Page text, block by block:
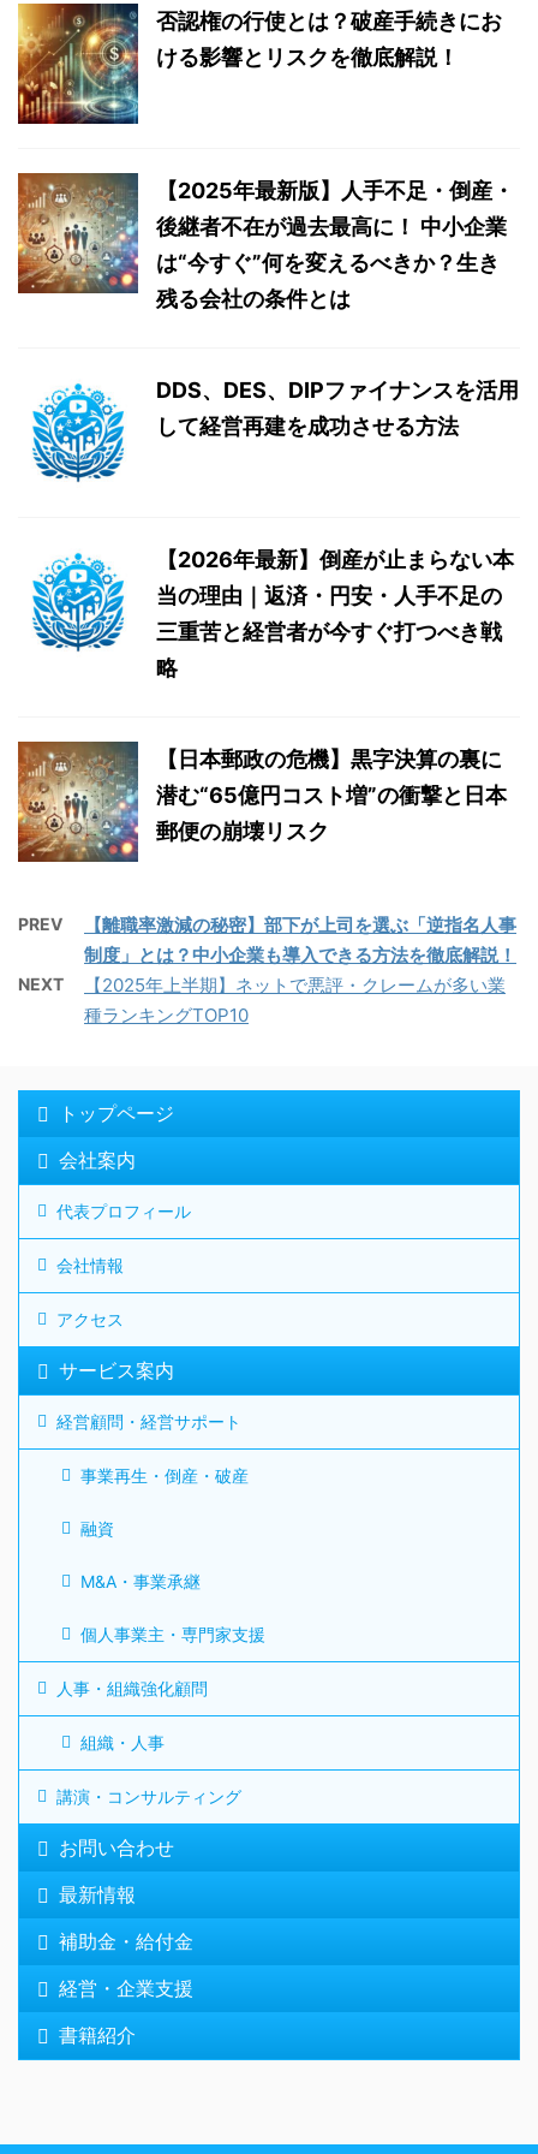
否認権の行使とは？破産手続きにお
ける影響とリスクを徹底解説！
【2025年最新版】人手不足・倒産・
後継者不在が過去最高に！ 中小企業
は“今すぐ”何を変えるべきか？生き
残る会社の条件とは
DDS、DES、DIPファイナンスを活用
して経営再建を成功させる方法
【2026年最新】倒産が止まらない本
当の理由｜返済・円安・人手不足の
三重苦と経営者が今すぐ打つべき戦
略
【日本郵政の危機】黒字決算の裏に
潜む“65億円コスト増”の衝撃と日本
郵便の崩壊リスク
PREV
【離職率激減の秘密】部下が上司を選ぶ「逆指名人事
制度」とは？中小企業も導入できる方法を徹底解説！
NEXT
【2025年上半期】ネットで悪評・クレームが多い業
種ランキングTOP10
トップページ
会社案内
代表プロフィール
会社情報
アクセス
サービス案内
経営顧問・経営サポート
事業再生・倒産・破産
融資
M&A・事業承継
個人事業主・専門家支援
人事・組織強化顧問
組織・人事
講演・コンサルティング
お問い合わせ
最新情報
補助金・給付金
経営・企業支援
書籍紹介